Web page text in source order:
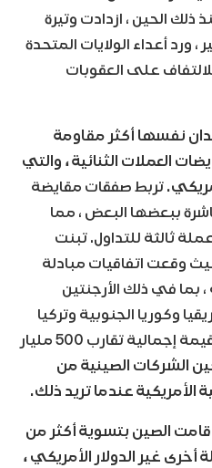
ذلك الحين ، ازدادت وتيرة
ورد أعداء الولايات المتحدة
على العقوبات
نفسها أكثر مقاومة
العملات الثنائية ، والتي
تربط صفقات مقايضة
ببعضها البعض ، مما
ثالثة للتداول. تبنت
وقعت اتفاقيات مبادلة
أكثر من 60 دولة ، بما في ذلك الأرجنتين
وكوريا الجنوبية وتركيا
والإمارات العربية المتحدة ، بقيمة إجمالية تقارب 500 مليار
الشركات الصينية من
الأمريكية عندما تريد ذلك.
مرة ، قامت الصين بتسوية أكثر من
غير الدولار الأمريكي ،